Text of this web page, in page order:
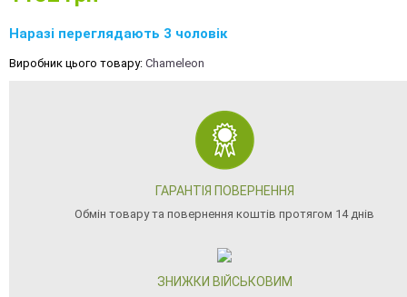
Наразі переглядають 3 чоловік
Виробник цього товару: Chameleon
ГАРАНТІЯ ПОВЕРНЕННЯ
Обмін товару та повернення коштів протягом 14 днів
ЗНИЖКИ ВІЙСЬКОВИМ